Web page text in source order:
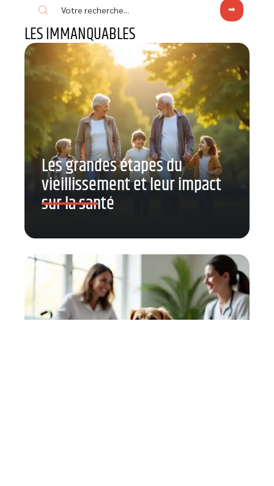
LES IMMANQUABLES
Les grandes étapes du
vieillissement et leur impact
sur la santé